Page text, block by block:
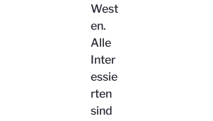
West
en.
Alle
Inter
essie
rten
sind